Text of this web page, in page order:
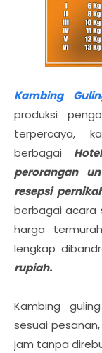
Kambing
produksi
terpercaya,
berbagai
perorangan
resepsi
berbagai acara
harga
lengkap
rupiah.
Kambing
sesuai
jam tanpa